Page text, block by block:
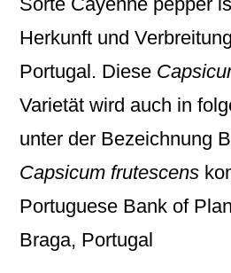
Herkunft und
Portugal. Diese
Varietät wird auch in
unter der Bezeichnung
Capsicum frutescens
Portuguese Bank of
Braga, Portugal